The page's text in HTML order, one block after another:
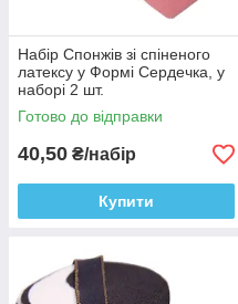
Набір Спонжів зі спіненого
латексу у Формі Сердечка, у
наборі 2 шт.
Готово до відправки
40,50 ₴/набір
Купити